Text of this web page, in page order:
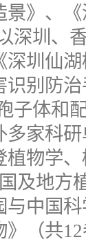
景》、
深圳、
深圳仙
识别防
子体和
多家科
植物学
及地方
与中国
》（共